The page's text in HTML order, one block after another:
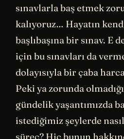
sınavlarla baş etmek
kalıyoruz… Hayatın
başlıbaşına bir sınav. E
için bu sınavları da
dolayısıyla bir çaba
Peki ya zorunda
gündelik yaşantımızda
istediğimiz şeylerde